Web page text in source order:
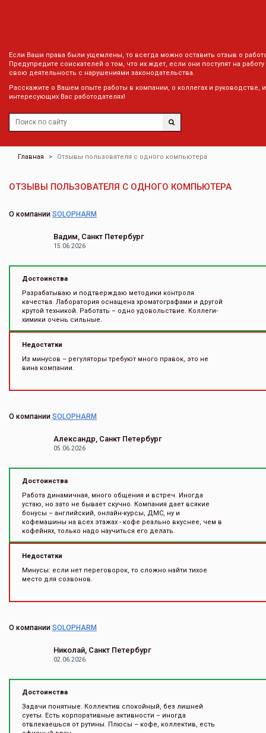
Если Ваши права были ущемлены, то всегда можно оставить отзыв о
Предупредите соискателей о том, что их ждет, если они поступят на
свою деятельность с нарушениями законодательства.
Расскажите о Вашем опыте работы в компании, о коллегах и руководстве,
интересующих Вас работодателях!
Главная Отзывы пользователя с одного компьютера
ОТЗЫВЫ ПОЛЬЗОВАТЕЛЯ С ОДНОГО КОМПЬЮТЕРА
О компании SOLOPHARM
Вадим, Санкт Петербург
15.06.2026
Достоинства
Разрабатываю и подтверждаю методики контроля
качества. Лаборатория оснащена хроматографами и другой
крутой техникой. Работать – одно удовольствие. Коллеги-
химики очень сильные.
Недостатки
Из минусов – регуляторы требуют много правок, это не
вина компании.
О компании SOLOPHARM
Александр, Санкт Петербург
05.06.2026
Достоинства
Работа динамичная, много общения и встреч. Иногда
устаю, но зато не бывает скучно. Компания дает всякие
бонусы – английский, онлайн-курсы, ДМС, ну и
кофемашины на всех этажах - кофе реально вкуснее, чем в
кофейнях, только надо научиться его делать.
Недостатки
Минусы: если нет переговорок, то сложно найти тихое
место для созвонов.
О компании SOLOPHARM
Николай, Санкт Петербург
02.06.2026
Достоинства
Задачи понятные. Коллектив спокойный, без лишней
суеты. Есть корпоративные активности – иногда
отвлекаешься от рутины. Плюсы – кофе, коллектив, есть